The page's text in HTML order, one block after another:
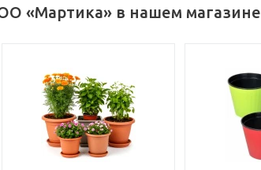
«Мартика» в нашем магазине